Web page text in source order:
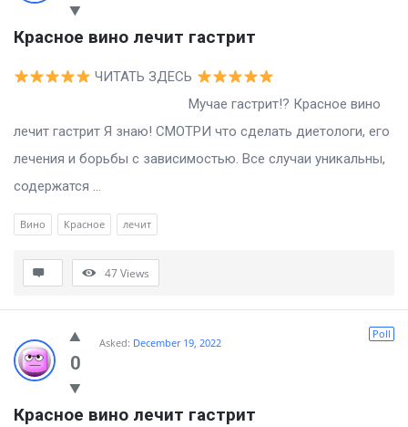
Latest
Questions
Красное вино лечит гастрит
ЧИТАТЬ ЗДЕСЬ
Мучае гастрит!? Красное вино
лечит гастрит Я знаю! СМОТРИ что сделать диетологи, его
лечения и борьбы с зависимостью. Все случаи уникальны,
содержатся ...
Вино Красное лечит
47Views
0
Poll
Asked: December 19, 2022
Красное вино лечит гастрит